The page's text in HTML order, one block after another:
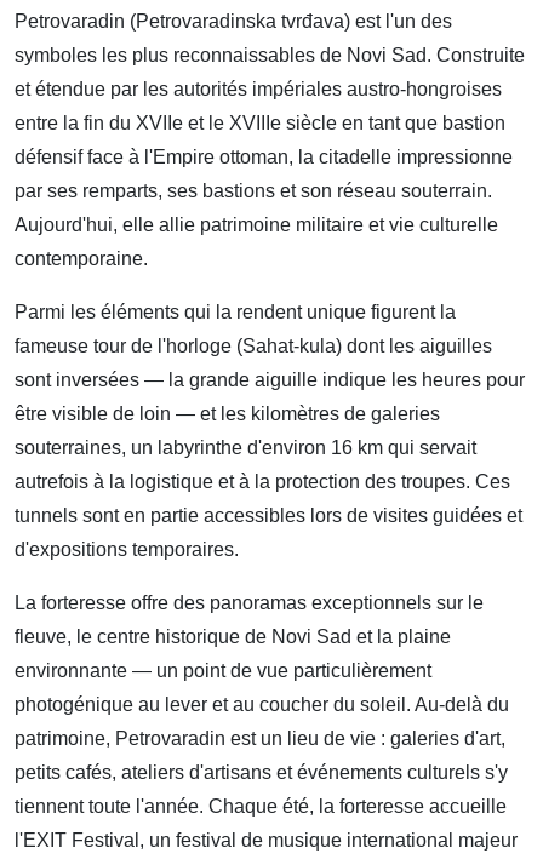
Petrovaradin (Petrovaradinska tvrđava) est l'un des
symboles les plus reconnaissables de Novi Sad. Construite
et étendue par les autorités impériales austro-hongroises
entre la fin du XVIIe et le XVIIIe siècle en tant que bastion
défensif face à l'Empire ottoman, la citadelle impressionne
par ses remparts, ses bastions et son réseau souterrain.
Aujourd'hui, elle allie patrimoine militaire et vie culturelle
contemporaine.
Parmi les éléments qui la rendent unique figurent la
fameuse tour de l'horloge (Sahat-kula) dont les aiguilles
sont inversées — la grande aiguille indique les heures pour
être visible de loin — et les kilomètres de galeries
souterraines, un labyrinthe d'environ 16 km qui servait
autrefois à la logistique et à la protection des troupes. Ces
tunnels sont en partie accessibles lors de visites guidées et
d'expositions temporaires.
La forteresse offre des panoramas exceptionnels sur le
fleuve, le centre historique de Novi Sad et la plaine
environnante — un point de vue particulièrement
photogénique au lever et au coucher du soleil. Au-delà du
patrimoine, Petrovaradin est un lieu de vie : galeries d'art,
petits cafés, ateliers d'artisans et événements culturels s'y
tiennent toute l'année. Chaque été, la forteresse accueille
l'EXIT Festival, un festival de musique international majeur